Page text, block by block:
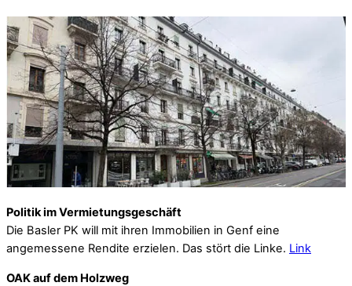
Politik im Vermietungsgeschäft
Die Basler PK will mit ihren Immobilien in Genf eine
angemessene Rendite erzielen. Das stört die Linke. Link
OAK auf dem Holzweg